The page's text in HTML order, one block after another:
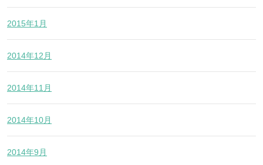
2015年1月
2014年12月
2014年11月
2014年10月
2014年9月